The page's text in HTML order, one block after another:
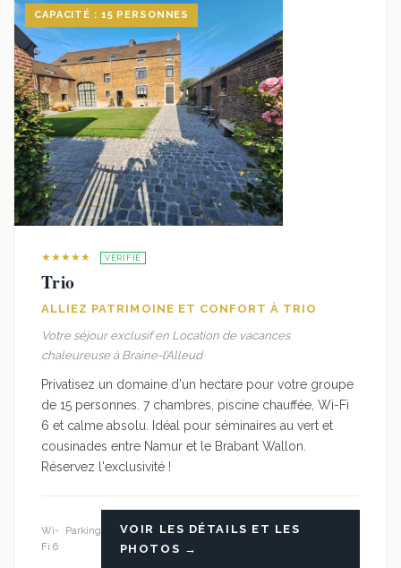
CAPACITÉ : 15 PERSONNES
★★★★★ VÉRIFIÉ
Trio
ALLIEZ PATRIMOINE ET CONFORT À TRIO
Votre séjour exclusif en Location de vacances
chaleureuse à Braine-l’Alleud
Privatisez un domaine d'un hectare pour votre groupe
de 15 personnes. 7 chambres, piscine chauffée, Wi-Fi
6 et calme absolu. Idéal pour séminaires au vert et
cousinades entre Namur et le Brabant Wallon.
Réservez l'exclusivité !
Wi-
Fi 6
Parking
VOIR LES DÉTAILS ET LES
PHOTOS →